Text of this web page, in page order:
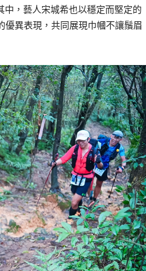
，藝人宋城希也以穩定而堅定的
優異表現，共同展現巾幗不讓鬚眉